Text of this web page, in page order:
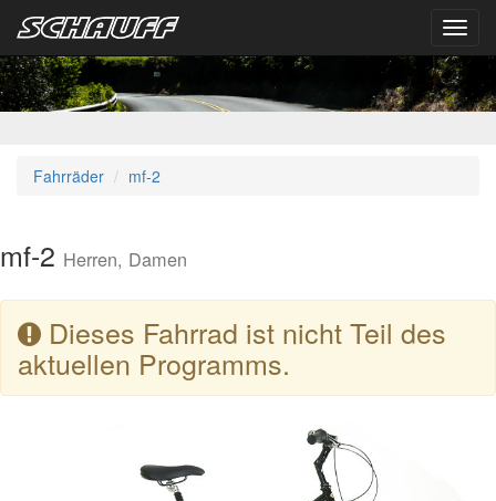
Fahrräder mf-2
mf-2 Herren, Damen
Dieses Fahrrad ist nicht Teil des
aktuellen Programms.